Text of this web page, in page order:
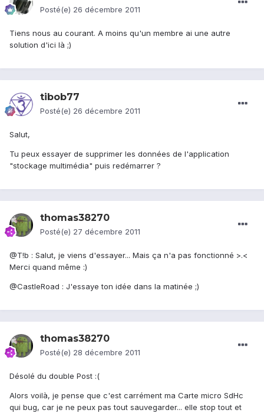
Posté(e) 26 décembre 2011
Tiens nous au courant. A moins qu'un membre ai une autre
solution d'ici là ;)
tibob77
Posté(e) 26 décembre 2011
Salut,
Tu peux essayer de supprimer les données de l'application
"stockage multimédia" puis redémarrer ?
thomas38270
Posté(e) 27 décembre 2011
@T!b : Salut, je viens d'essayer... Mais ça n'a pas fonctionné >.<
Merci quand même :)
@CastleRoad : J'essaye ton idée dans la matinée ;)
thomas38270
Posté(e) 28 décembre 2011
Désolé du double Post :(
Alors voilà, je pense que c'est carrément ma Carte micro SdHc
qui bug, car je ne peux pas tout sauvegarder... elle stop tout et